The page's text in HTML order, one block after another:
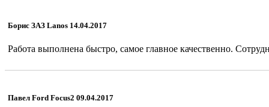
Борис ЗАЗ Lanos 14.04.2017
Работа выполнена быстро, самое главное качественно.
Павел Ford Focus2 09.04.2017